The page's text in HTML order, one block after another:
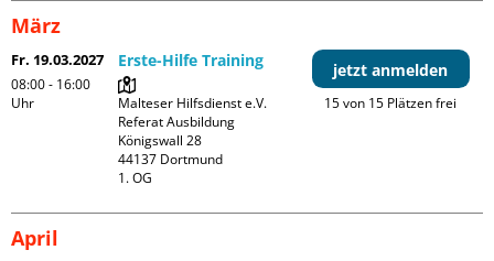
März
Fr. 19.03.2027
08:00 - 16:00
Uhr
Erste-Hilfe Training
Malteser Hilfsdienst e.V.
Referat Ausbildung
Königswall 28
44137 Dortmund
1. OG
jetzt anmelden
15 von 15 Plätzen frei
April